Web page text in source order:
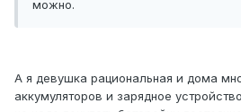
можно.
А я девушка рациональная и дома
аккумуляторов и зарядное